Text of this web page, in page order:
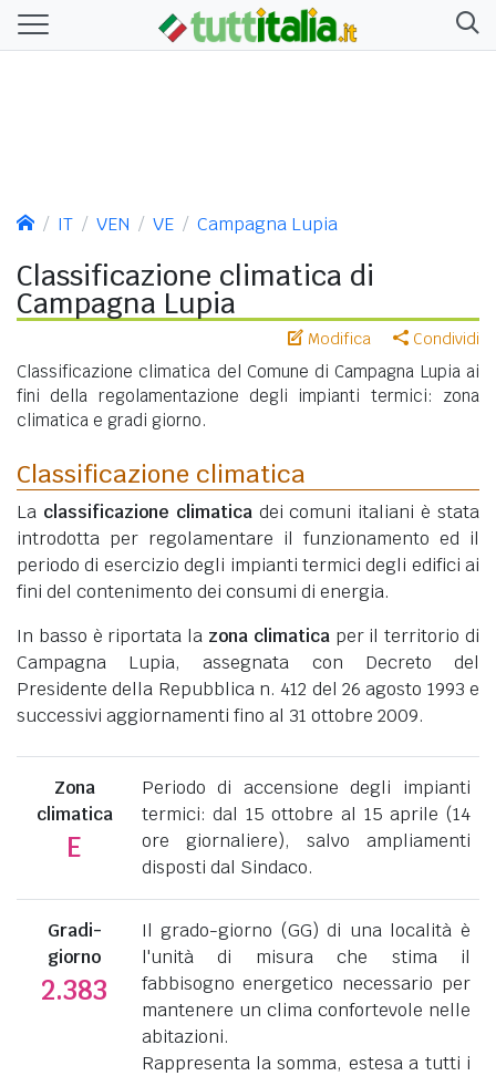
IT VEN VE Campagna Lupia
Classificazione climatica di
Campagna Lupia
Modifica Condividi
Classificazione climatica del Comune di Campagna Lupia ai
fini della regolamentazione degli impianti termici: zona
climatica e gradi giorno.
Classificazione climatica
La classificazione climaticadei comuni italiani è stata
introdotta per regolamentare il funzionamento ed il
periodo di esercizio degli impianti termici degli edifici ai
fini del contenimento dei consumi di energia.
In basso è riportata la zona climaticaper il territorio di
Campagna Lupia, assegnata con Decreto del
Presidente della Repubblica n. 412 del 26 agosto 1993 e
successivi aggiornamenti fino al 31 ottobre 2009.
Zona
climatica
E
Periodo di accensione degli impianti
termici: dal 15 ottobre al 15 aprile (14
ore giornaliere), salvo ampliamenti
disposti dal Sindaco.
Gradi-
giorno
2.383
Il grado-giorno (GG) di una località è
l'unità di misura che stima il
fabbisogno energetico necessario per
mantenere un clima confortevole nelle
abitazioni.
Rappresenta la somma, estesa a tutti i